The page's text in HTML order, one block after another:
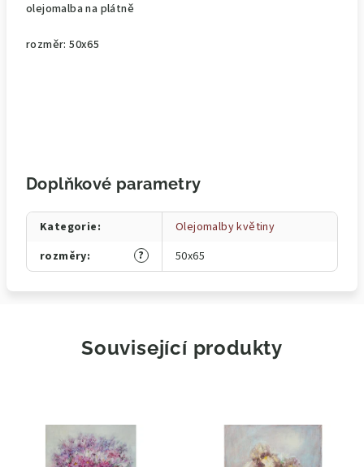
olejomalba na plátně
rozměr: 50x65
Doplňkové parametry
Kategorie:
Olejomalby květiny
?
rozměry: 50x65
Související produkty